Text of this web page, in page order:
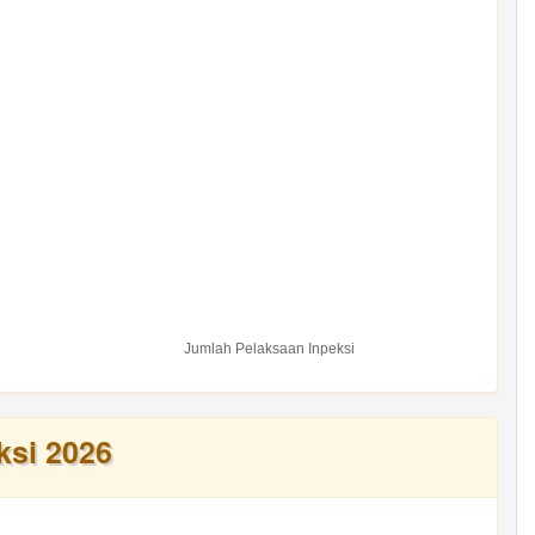
Jumlah Pelaksaan Inpeksi
2026